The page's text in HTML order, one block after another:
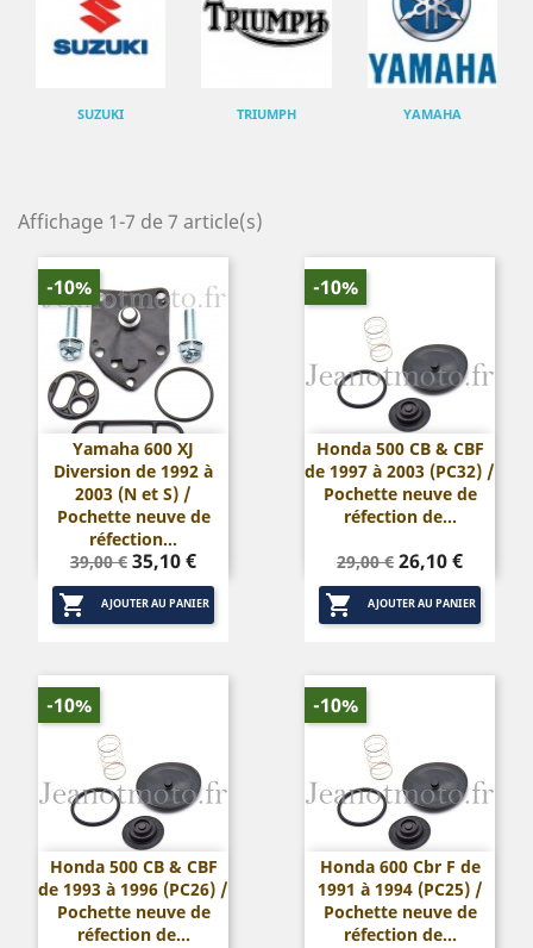
SUZUKI TRIUMPH YAMAHA
Affichage 1-7 de 7 article(s)
Yamaha 600 XJ
Diversion de 1992 à
2003 (N et S) /
Pochette neuve de
réfection...
Prix
de
base
39,00 € Prix
35,10 €
 AJOUTER AU PANIER
-10%
Honda 500 CB & CBF
de 1997 à 2003 (PC32) /
Pochette neuve de
réfection de...
Prix
de
base
29,00 € Prix
26,10 €
 AJOUTER AU PANIER
-10%
Honda 500 CB & CBF
de 1993 à 1996 (PC26) /
Pochette neuve de
réfection de...
-10%
Honda 600 Cbr F de
1991 à 1994 (PC25) /
Pochette neuve de
réfection de...
-10%